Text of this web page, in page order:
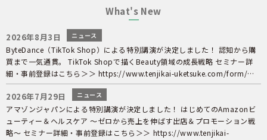
What's New
2026年8月3日 ニュース
ByteDance（TikTok Shop）による特別講演が決定しました！ 認知から購
買まで一気通貫。 TikTok Shopで描くBeauty領域の成長戦略 セミナー詳
細・事前登録はこちら＞＞ https://www.tenjikai-uketsuke.com/form/…
2026年7月29日 ニュース
アマゾンジャパンによる特別講演が決定しました！ はじめてのAmazonビ
ューティー＆ヘルスケア ～ゼロから売上を伸ばす出店＆プロモーション戦
略～ セミナー詳細・事前登録はこちら＞＞ https://www.tenjikai-